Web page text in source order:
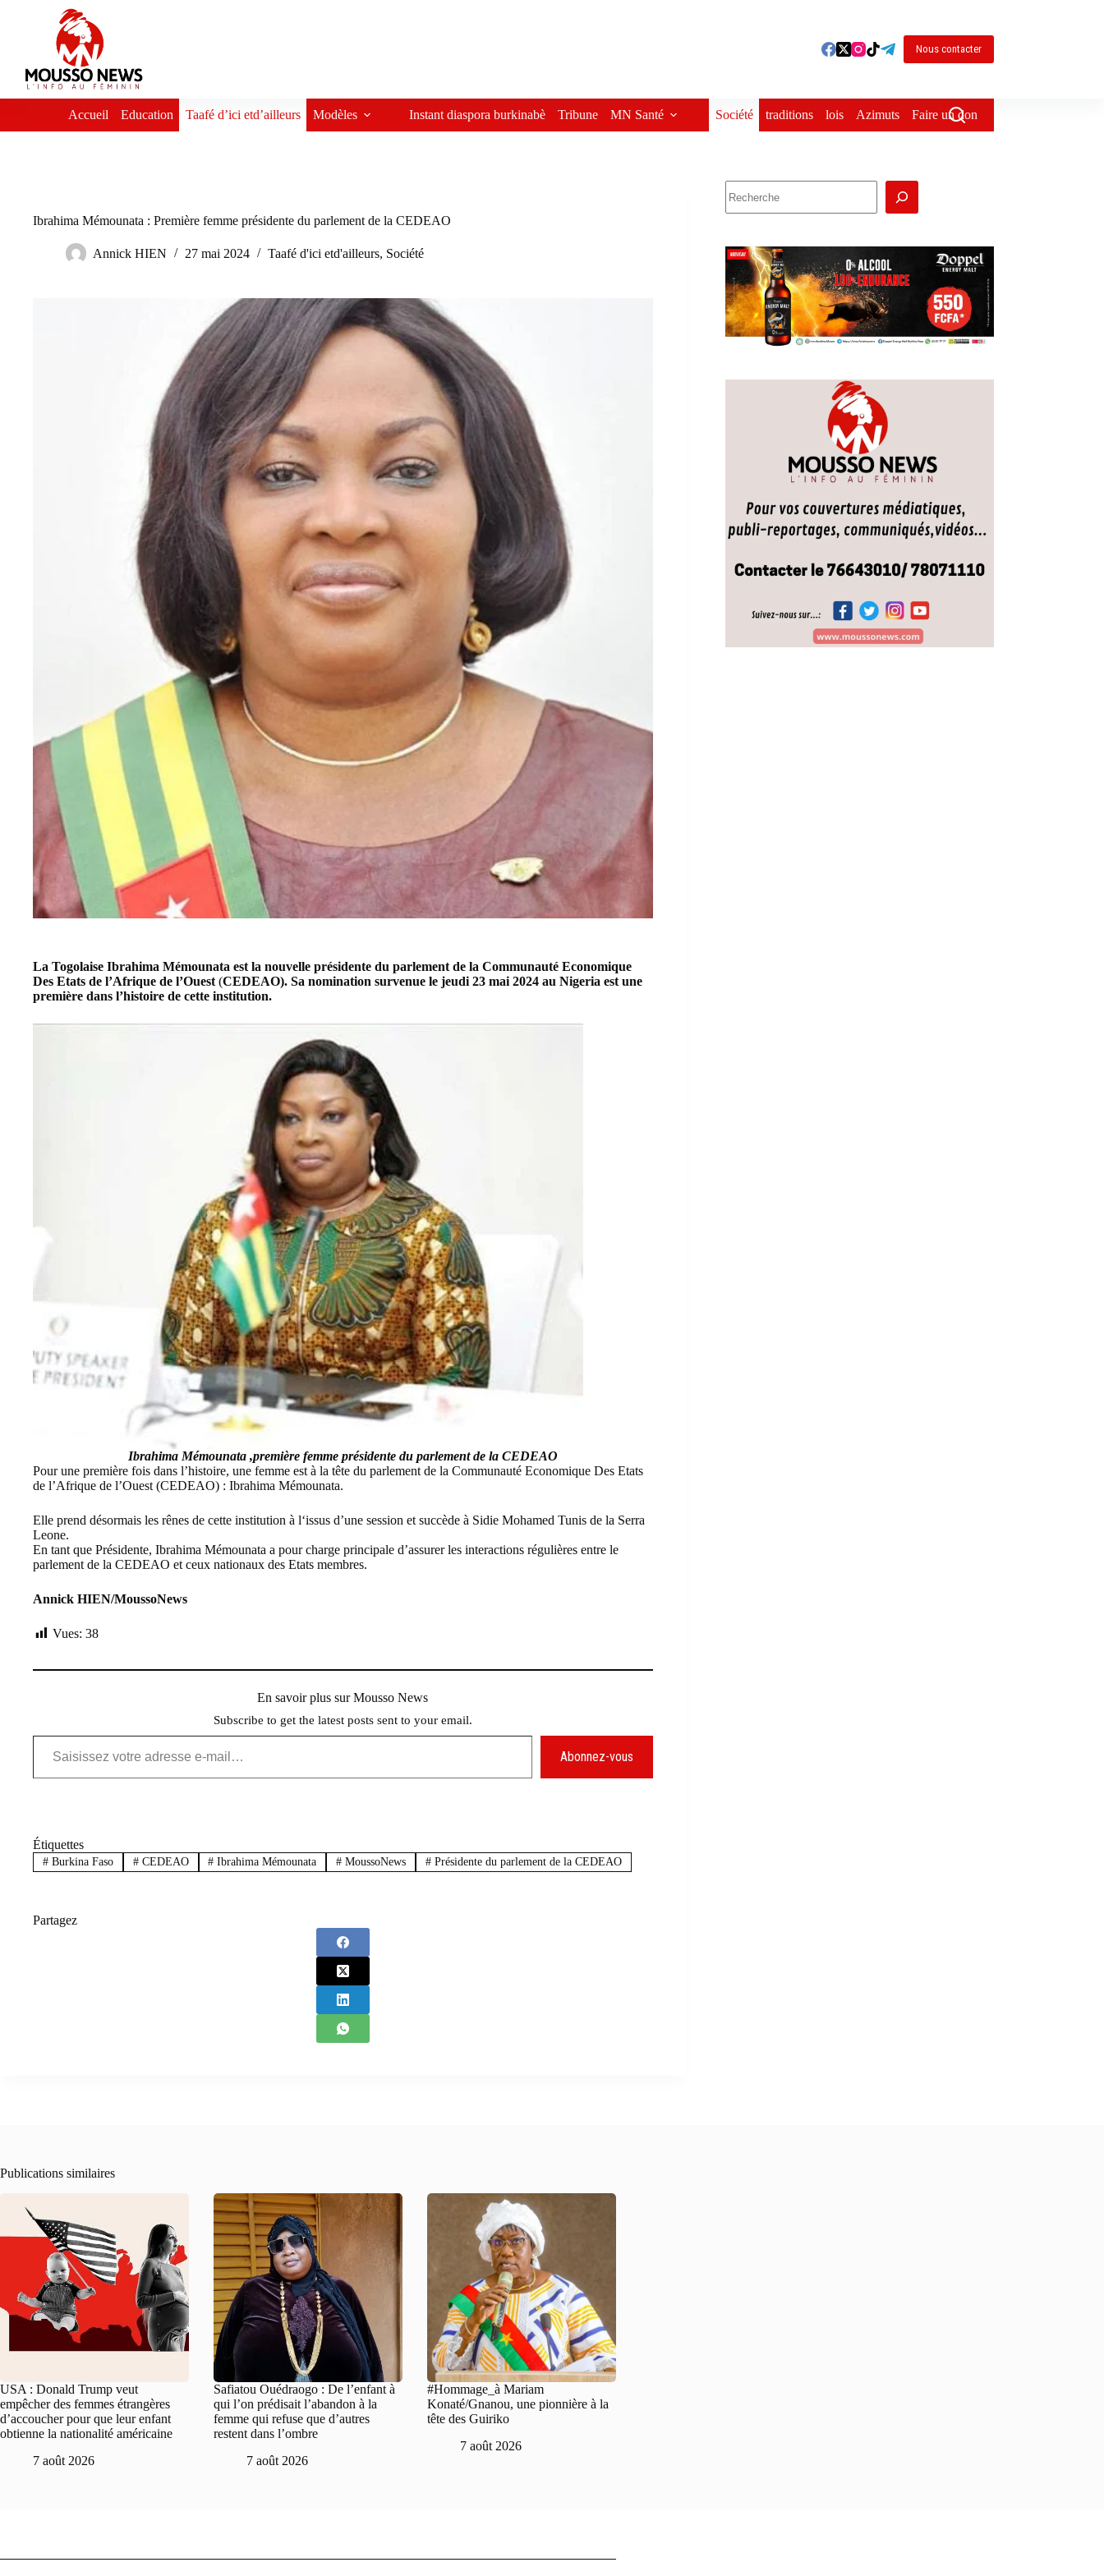
Nous contacter
Accueil Education Taafé d’ici etd’ailleurs Modèles Instant diaspora burkinabè Tribune MN Santé Société traditions lois Azimuts Faire un don
Ibrahima Mémounata : Première femme présidente du parlement de la CEDEAO
Annick HIEN 27 mai 2024 Taafé d'ici etd'ailleurs, Société
La Togolaise Ibrahima Mémounata est la nouvelle présidente du parlement de la Communauté Economique
Des Etats de l’Afrique de l’Ouest (CEDEAO). Sa nomination survenue le jeudi 23 mai 2024 au Nigeria est une
première dans l’histoire de cette institution.
Ibrahima Mémounata ,première femme présidente du parlement de la CEDEAO
Pour une première fois dans l’histoire, une femme est à la tête du parlement de la Communauté Economique Des Etats
de l’Afrique de l’Ouest (CEDEAO) : Ibrahima Mémounata.
Elle prend désormais les rênes de cette institution à l‘issus d’une session et succède à Sidie Mohamed Tunis de la Serra
Leone.
En tant que Présidente, Ibrahima Mémounata a pour charge principale d’assurer les interactions régulières entre le
parlement de la CEDEAO et ceux nationaux des Etats membres.
Annick HIEN/MoussoNews
Vues: 38
En savoir plus sur Mousso News
Subscribe to get the latest posts sent to your email.
Saisissez votre adresse e-mail…
Abonnez-vous
Étiquettes
#Burkina Faso #CEDEAO # Ibrahima Mémounata # MoussoNews # Présidente du parlement de la CEDEAO
Partagez
Publications similaires
USA : Donald Trump veut
empêcher des femmes étrangères
d’accoucher pour que leur enfant
obtienne la nationalité américaine
7 août 2026
Safiatou Ouédraogo : De l’enfant à
qui l’on prédisait l’abandon à la
femme qui refuse que d’autres
restent dans l’ombre
7 août 2026
#Hommage_à Mariam
Konaté/Gnanou, une pionnière à la
tête des Guiriko
7 août 2026